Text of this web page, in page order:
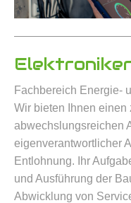
Fachbereich Energie-
Wir bieten Ihnen einen
abwechslungsreichen
eigenverantwortlicher
Entlohnung. Ihr
und Ausführung der
Abwicklung von